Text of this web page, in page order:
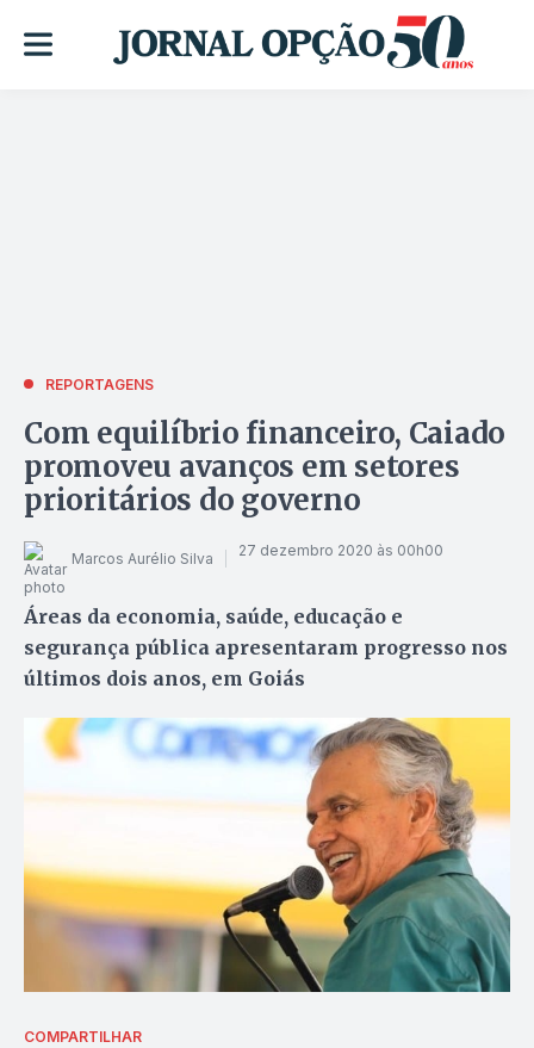
REPORTAGENS
Com equilíbrio financeiro, Caiado
promoveu avanços em setores
prioritários do governo
Marcos Aurélio Silva 27 dezembro 2020 às 00h00
Áreas da economia, saúde, educação e
segurança pública apresentaram progresso nos
últimos dois anos, em Goiás
COMPARTILHAR